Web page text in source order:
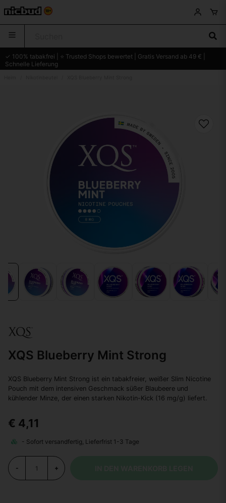
✓ 100% tabakfrei | ⭐ Trusted Shops bewertet | Gratis Versand ab 49 € |
Schnelle Lieferung
XQS Blueberry Mint Strong
XQS Blueberry Mint Strong ist ein tabakfreier, weißer Slim Nicotine
Pouch mit dem intensiven Geschmack süßer Blaubeere und
kühlender Minze, der einen starken Nikotin-Kick (16 mg/g) liefert.
€ 4,11
- +